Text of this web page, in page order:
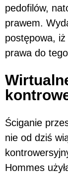
pedofilów,
prawem.
postępowa,
prawa do
Ściganie
nie od dziś
Hommes